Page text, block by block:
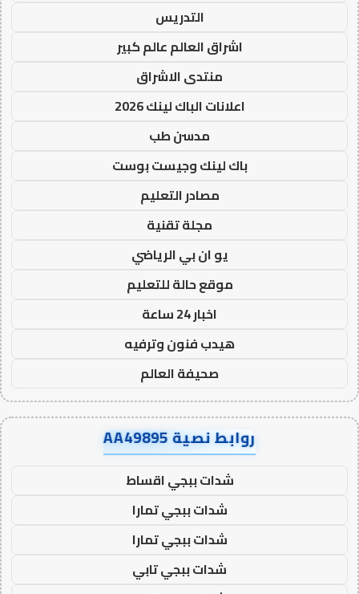
التدريس
اشراق العالم عالم كبير
منتدى الاشراق
اعلانات الباك لينك 2026
مدسن طب
باك لينك وجيست بوست
مصادر التعليم
مجلة تقنية
يو ان بي الرياضي
موقع حالة للتعليم
اخبار 24 ساعة
هيدب فنون وترفيه
صحيفة العالم
روابط نصية AA49895
شدات ببجي اقساط
شدات ببجي تمارا
شدات ببجي تمارا
شدات ببجي تابي